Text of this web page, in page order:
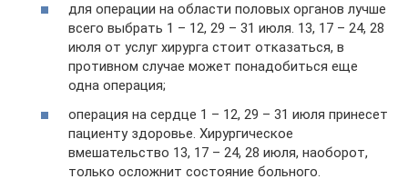
для операции на области половых органов лучше
всего выбрать 1 – 12, 29 – 31 июля. 13, 17 – 24, 28
июля от услуг хирурга стоит отказаться, в
противном случае может понадобиться еще
одна операция;
операция на сердце 1 – 12, 29 – 31 июля принесет
пациенту здоровье. Хирургическое
вмешательство 13, 17 – 24, 28 июля, наоборот,
только осложнит состояние больного.